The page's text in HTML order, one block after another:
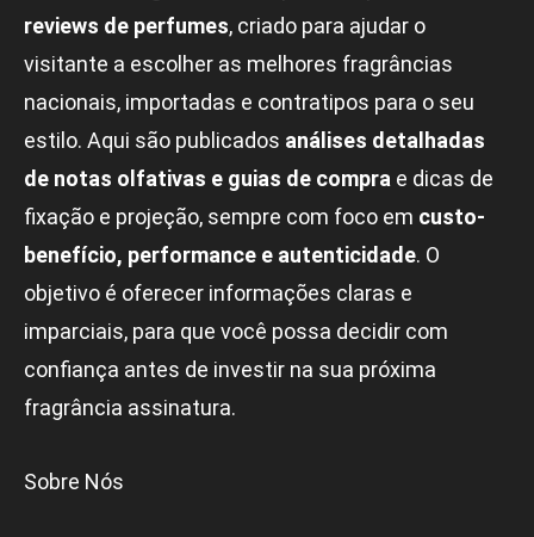
reviews de perfumes, criado para ajudar o
visitante a escolher as melhores fragrâncias
nacionais, importadas e contratipos para o seu
estilo. Aqui são publicados análises detalhadas
de notas olfativas e guias de compra e dicas de
fixação e projeção, sempre com foco em custo-
benefício, performance e autenticidade. O
objetivo é oferecer informações claras e
imparciais, para que você possa decidir com
confiança antes de investir na sua próxima
fragrância assinatura.
Sobre Nós